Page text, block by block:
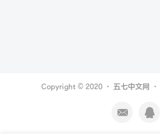
Copyright © 2020 · 五七中文网 ·